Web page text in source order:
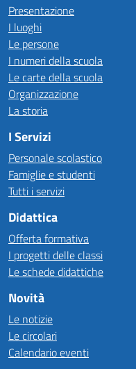
Presentazione
I luoghi
Le persone
I numeri della scuola
Le carte della scuola
Organizzazione
La storia
I Servizi
Personale scolastico
Famiglie e studenti
Tutti i servizi
Didattica
Offerta formativa
I progetti delle classi
Le schede didattiche
Novità
Le notizie
Le circolari
Calendario eventi